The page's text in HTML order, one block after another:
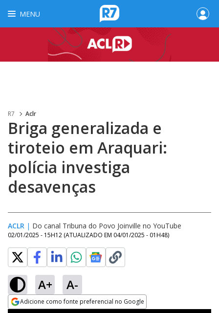
MENU
R7 Aclr
Briga generalizada e
tiroteio em Araquari:
polícia investiga
desavenças
ACLR | Do canal Tribuna do Povo Joinville no YouTube
02/01/2025 - 15H12 (ATUALIZADO EM 04/01/2025 - 01H48)
A+ A-
Adicione como fonte preferencial no Google